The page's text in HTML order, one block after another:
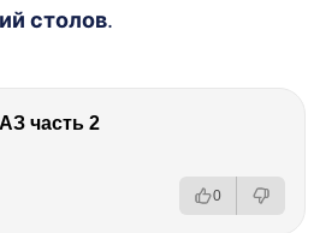
столов.
часть 2
0